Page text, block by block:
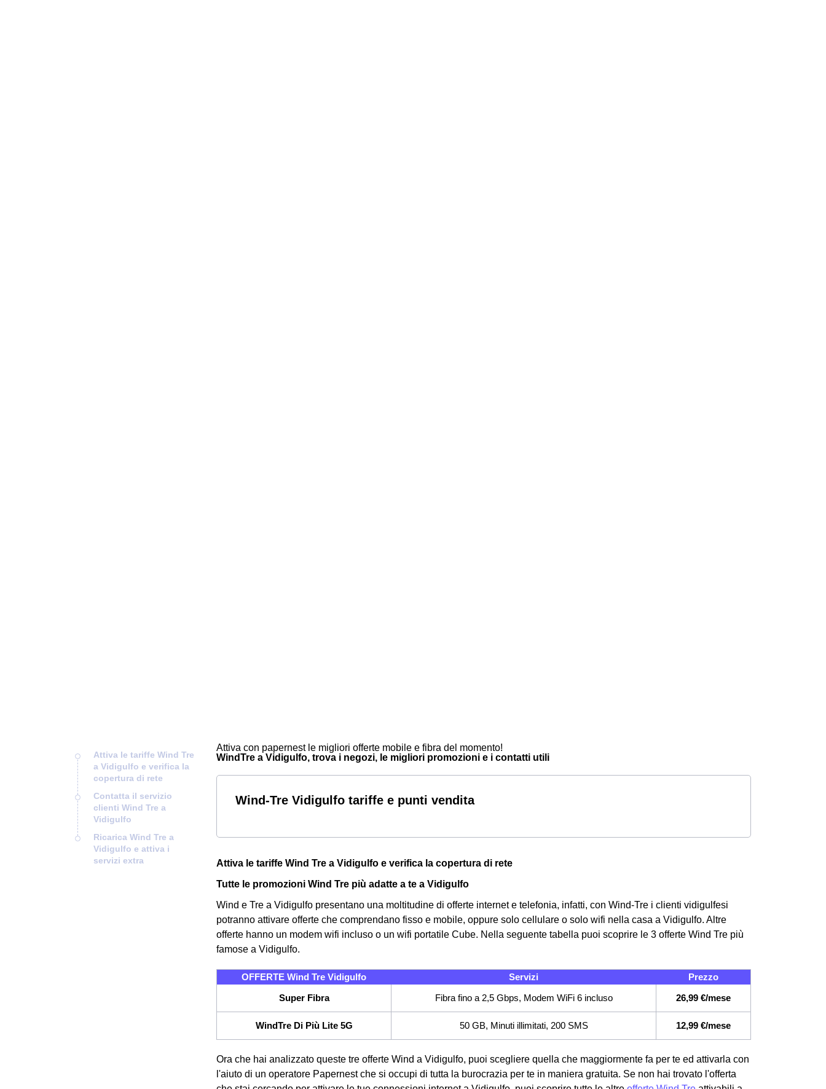
Attiva le tariffe Wind Tre
a Vidigulfo e verifica la
copertura di rete
Contatta il servizio
clienti Wind Tre a
Vidigulfo
Ricarica Wind Tre a
Vidigulfo e attiva i
servizi extra
Attiva con papernest le migliori offerte mobile e fibra del momento!
WindTre a Vidigulfo, trova i negozi, le migliori promozioni e i contatti utili
Wind-Tre Vidigulfo tariffe e punti vendita
Attiva le tariffe Wind Tre a Vidigulfo e verifica la copertura di rete
Tutte le promozioni Wind Tre più adatte a te a Vidigulfo
Wind e Tre a Vidigulfo presentano una moltitudine di offerte internet e telefonia, infatti, con Wind-Tre i clienti vidigulfesi
potranno attivare offerte che comprendano fisso e mobile, oppure solo cellulare o solo wifi nella casa a Vidigulfo. Altre
offerte hanno un modem wifi incluso o un wifi portatile Cube. Nella seguente tabella puoi scoprire le 3 offerte Wind Tre più
famose a Vidigulfo.
OFFERTE Wind Tre Vidigulfo Servizi
Prezzo
Super Fibra
Fibra fino a 2,5 Gbps, Modem WiFi 6 incluso 26,99 €/mese
WindTre Di Più Lite 5G 50 GB, Minuti illimitati, 200 SMS 12,99 €/mese
Ora che hai analizzato queste tre offerte Wind a Vidigulfo, puoi scegliere quella che maggiormente fa per te ed attivarla con
l'aiuto di un operatore Papernest che si occupi di tutta la burocrazia per te in maniera gratuita. Se non hai trovato l'offerta